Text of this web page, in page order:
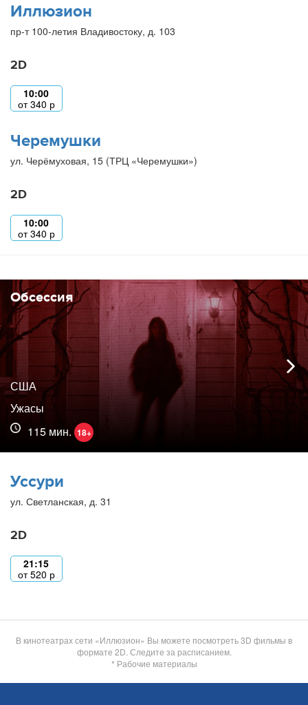
Иллюзион
пр-т 100-летия Владивостоку, д. 103
2D
10:00
от340 р
Черемушки
ул. Черёмуховая, 15 (ТРЦ «Черемушки»)
2D
10:00
от340 р
Обсессия
США
Ужасы
115 мин. 18+
Уссури
ул. Светланская, д. 31
2D
21:15
от520 р
В кинотеатрах сети «Иллюзион» Вы можете посмотреть 3D фильмы в
формате 2D. Следите за расписанием.
* Рабочие материалы